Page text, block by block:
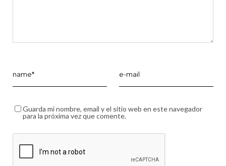
Guarda mi nombre, email y el sitio web en este navegador
para la próxima vez que comente.